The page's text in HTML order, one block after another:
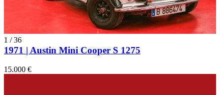
1 /36
1971 | Austin Mini Cooper S 1275
15.000 €